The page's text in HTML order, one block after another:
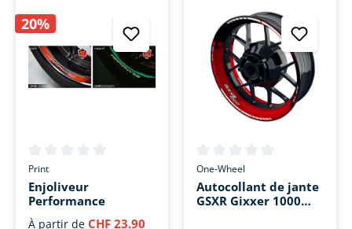
20%
Note moyenne de 0 sur 5 étoiles
Print
Enjoliveur
Performance
À partir de CHF 23.90
Note moyenne de 0 sur 5
One-Wheel
Autocollant de jante
GSXR Gixxer 1000